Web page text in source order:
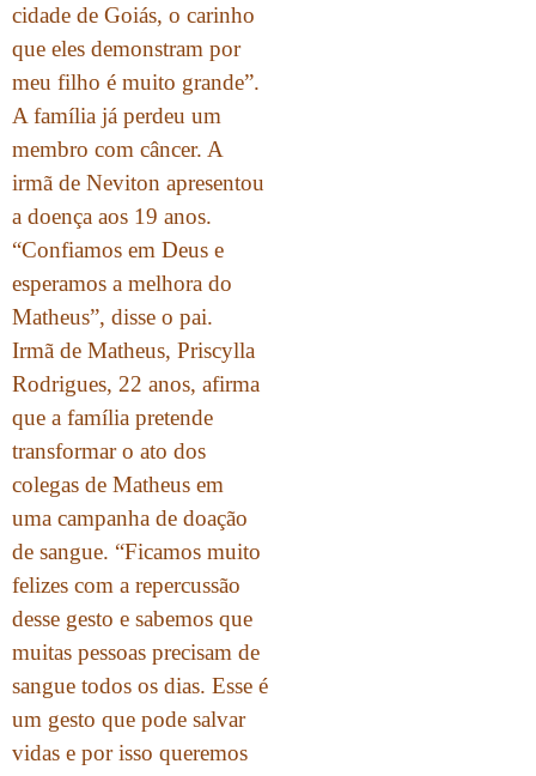
cidade de Goiás, o carinho
que eles demonstram por
meu filho é muito grande”.
A família já perdeu um
membro com câncer. A
irmã de Neviton apresentou
a doença aos 19 anos.
“Confiamos em Deus e
esperamos a melhora do
Matheus”, disse o pai.
Irmã de Matheus, Priscylla
Rodrigues, 22 anos, afirma
que a família pretende
transformar o ato dos
colegas de Matheus em
uma campanha de doação
de sangue. “Ficamos muito
felizes com a repercussão
desse gesto e sabemos que
muitas pessoas precisam de
sangue todos os dias. Esse é
um gesto que pode salvar
vidas e por isso queremos